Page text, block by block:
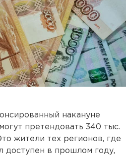
накануне
претендовать 340 тыс.
жители тех регионов, где
доступен в прошлом году,